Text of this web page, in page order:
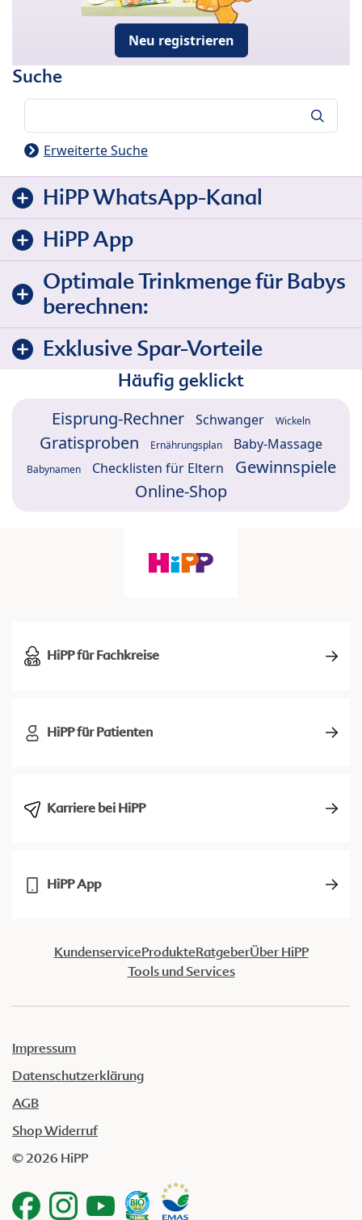
Neu registrieren
Suche
Erweiterte Suche
HiPP WhatsApp-Kanal
HiPP App
Optimale Trinkmenge für Babys
berechnen:
Exklusive Spar-Vorteile
Häufig geklickt
Eisprung-Rechner Schwanger Wickeln
Gratisproben Ernährungsplan Baby-Massage
Babynamen Checklisten für Eltern
Gewinnspiele
Online-Shop
HiPP für Fachkreise
HiPP für Patienten
Karriere bei HiPP
HiPP App
KundenserviceProdukteRatgeberÜber HiPP
Tools und Services
Impressum
Datenschutzerklärung
AGB
Shop Widerruf
© 2026 HiPP